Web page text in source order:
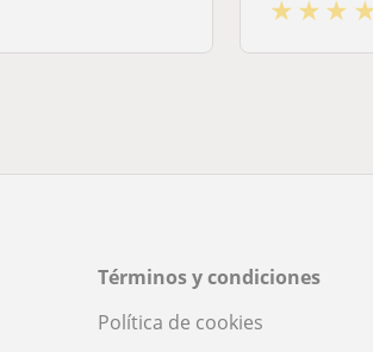
★★★
Términos y condiciones
Política de cookies